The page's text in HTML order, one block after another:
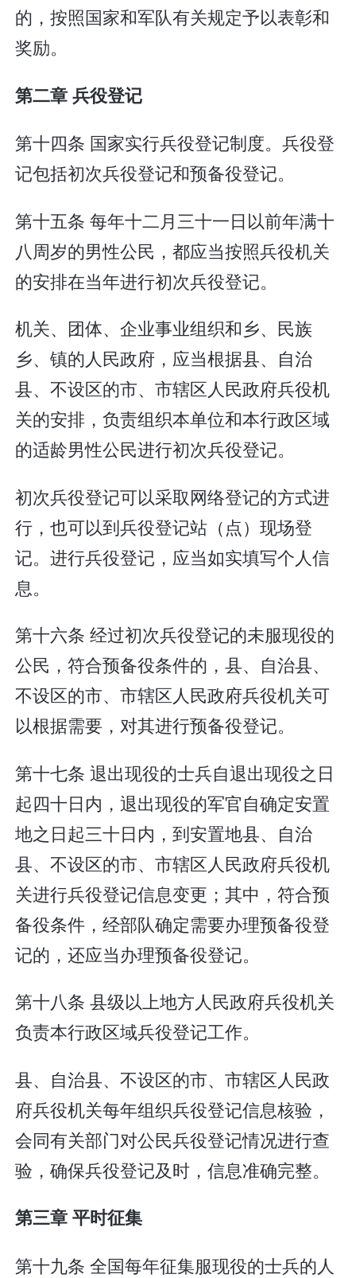
的，按照国家和军队有关规定予以表彰和
奖励。
第二章 兵役登记
第十四条 国家实行兵役登记制度。兵役登
记包括初次兵役登记和预备役登记。
第十五条 每年十二月三十一日以前年满十
八周岁的男性公民，都应当按照兵役机关
的安排在当年进行初次兵役登记。
机关、团体、企业事业组织和乡、民族
乡、镇的人民政府，应当根据县、自治
县、不设区的市、市辖区人民政府兵役机
关的安排，负责组织本单位和本行政区域
的适龄男性公民进行初次兵役登记。
初次兵役登记可以采取网络登记的方式进
行，也可以到兵役登记站（点）现场登
记。进行兵役登记，应当如实填写个人信
息。
第十六条 经过初次兵役登记的未服现役的
公民，符合预备役条件的，县、自治县、
不设区的市、市辖区人民政府兵役机关可
以根据需要，对其进行预备役登记。
第十七条 退出现役的士兵自退出现役之日
起四十日内，退出现役的军官自确定安置
地之日起三十日内，到安置地县、自治
县、不设区的市、市辖区人民政府兵役机
关进行兵役登记信息变更；其中，符合预
备役条件，经部队确定需要办理预备役登
记的，还应当办理预备役登记。
第十八条 县级以上地方人民政府兵役机关
负责本行政区域兵役登记工作。
县、自治县、不设区的市、市辖区人民政
府兵役机关每年组织兵役登记信息核验，
会同有关部门对公民兵役登记情况进行查
验，确保兵役登记及时，信息准确完整。
第三章 平时征集
第十九条 全国每年征集服现役的士兵的人